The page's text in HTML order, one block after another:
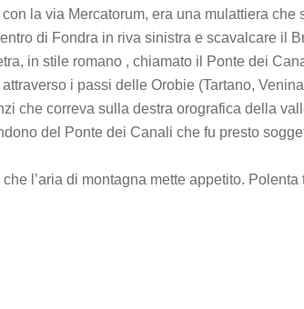
la via Mercatorum, era una mulattiera che
di Fondra in riva sinistra e scavalcare il
in stile romano , chiamato il Ponte dei
i passi delle Orobie (Tartano,
che correva sulla destra orografica della
del Ponte dei Canali che fu presto
l’aria di montagna mette appetito. Polenta